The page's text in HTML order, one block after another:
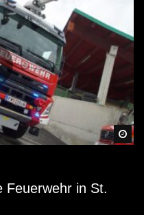
Feuerwehr in St.